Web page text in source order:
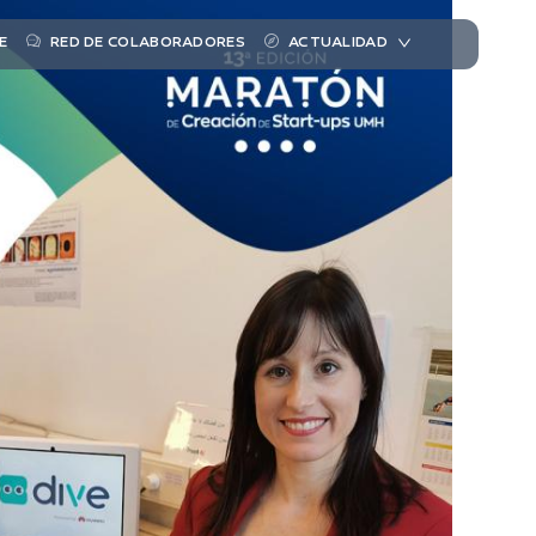
RED DE COLABORADORES ACTUALIDAD